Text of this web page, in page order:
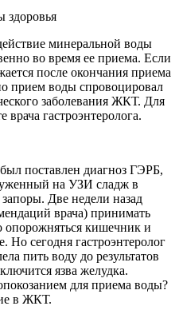
здоровья
минеральной воды
во время ее приема. Если
после окончания приема
прием воды спровоцировал
заболевания ЖКТ. Для
гастроэнтеролога.
поставлен диагноз ГЭРБ,
на УЗИ сладж в
Две недели назад
врача) принимать
опорожняться кишечник и
Но сегодня гастроэнтеролог
пить воду до результатов
язва желудка.
для приема воды?
в ЖКТ.